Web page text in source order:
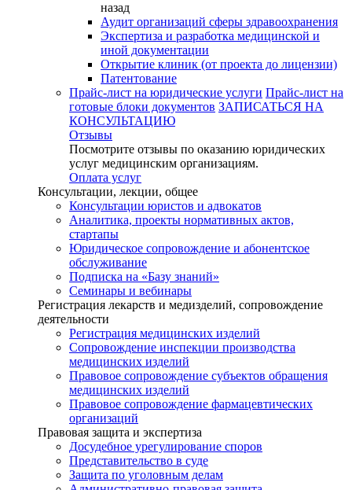
назад
Аудит организаций сферы здравоохранения
Экспертиза и разработка медицинской и
иной документации
Открытие клиник (от проекта до лицензии)
Патентование
Прайс-лист на юридические услуги Прайс-лист на
готовые блоки документов ЗАПИСАТЬСЯ НА
КОНСУЛЬТАЦИЮ
Отзывы
Посмотрите отзывы по оказанию юридических
услуг медицинским организациям.
Оплата услуг
Консультации, лекции, общее
Консультации юристов и адвокатов
Аналитика, проекты нормативных актов,
стартапы
Юридическое сопровождение и абонентское
обслуживание
Подписка на «Базу знаний»
Семинары и вебинары
Регистрация лекарств и медизделий, сопровождение
деятельности
Регистрация медицинских изделий
Сопровождение инспекции производства
медицинских изделий
Правовое сопровождение субъектов обращения
медицинских изделий
Правовое сопровождение фармацевтических
организаций
Правовая защита и экспертиза
Досудебное урегулирование споров
Представительство в суде
Защита по уголовным делам